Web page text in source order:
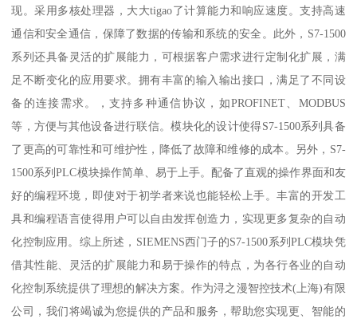
现。采用多核处理器，大大tigao了计算能力和响应速度。支持高速
通信和安全通信，保障了数据的传输和系统的安全。此外，S7-1500
系列还具备灵活的扩展能力，可根据客户需求进行定制化扩展，满
足不断变化的应用要求。拥有丰富的输入输出接口，满足了不同设
备的连接需求。，支持多种通信协议，如PROFINET、MODBUS
等，方便与其他设备进行联信。模块化的设计使得S7-1500系列具备
了更高的可靠性和可维护性，降低了故障和维修的成本。另外，S7-
1500系列PLC模块操作简单、易于上手。配备了直观的操作界面和友
好的编程环境，即使对于初学者来说也能轻松上手。丰富的开发工
具和编程语言使得用户可以自由发挥创造力，实现更多复杂的自动
化控制应用。综上所述，SIEMENS西门子的S7-1500系列PLC模块凭
借其性能、灵活的扩展能力和易于操作的特点，为各行各业的自动
化控制系统提供了理想的解决方案。作为浔之漫智控技术(上海)有限
公司，我们将竭诚为您提供的产品和服务，帮助您实现更、智能的